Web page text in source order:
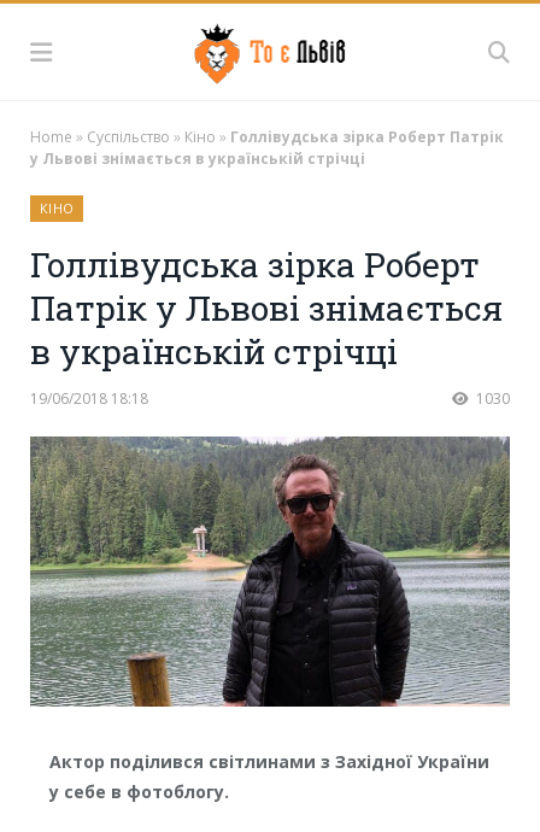
Home » Суспільство » Кіно » Голлівудська зірка Роберт Патрік
у Львові знімається в українській стрічці
КІНО
Голлівудська зірка Роберт
Патрік у Львові знімається
в українській стрічці
19/06/2018 18:18 1030
Актор поділився світлинами з Західної України
у себе в фотоблогу.